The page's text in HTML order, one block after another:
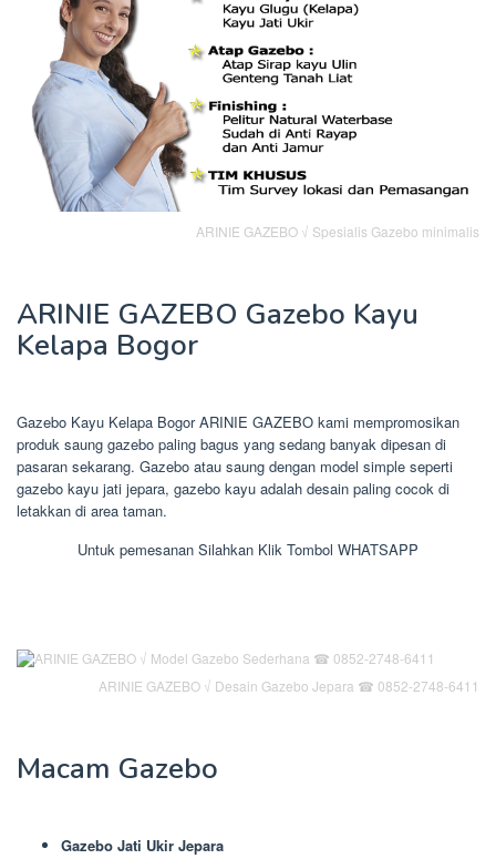
ARINIE GAZEBO √ Spesialis Gazebo minimalis
ARINIE GAZEBO Gazebo Kayu
Kelapa Bogor
Gazebo Kayu Kelapa Bogor ARINIE GAZEBO kami mempromosikan
produk saung gazebo paling bagus yang sedang banyak dipesan di
pasaran sekarang. Gazebo atau saung dengan model simple seperti
gazebo kayu jati jepara, gazebo kayu adalah desain paling cocok di
letakkan di area taman.
Untuk pemesanan Silahkan Klik Tombol WHATSAPP
ARINIE GAZEBO √ Desain Gazebo Jepara ☎ 0852-2748-6411
Macam Gazebo
Gazebo Jati Ukir Jepara